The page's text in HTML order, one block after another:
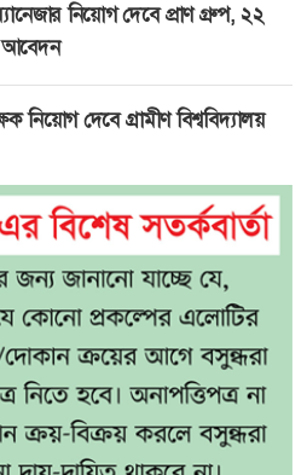
নিয়োগ দেবে প্রাণ গ্রুপ, ২২
নিয়োগ দেবে গ্রামীণ বিশ্ববিদ্যালয়